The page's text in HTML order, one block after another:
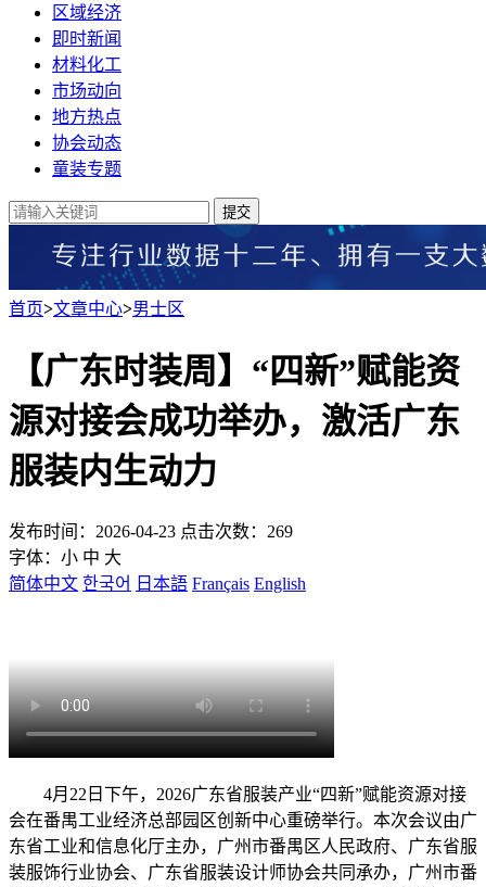
区域经济
即时新闻
材料化工
市场动向
地方热点
协会动态
童装专题
提交
首页>文章中心>男士区
【广东时装周】“四新”赋能资
源对接会成功举办，激活广东
服装内生动力
发布时间：2026-04-23 点击次数：269
字体： 小 中 大
简体中文 한국어 日本語 Français English
4月22日下午，2026广东省服装产业“四新”赋能资源对接
会在番禺工业经济总部园区创新中心重磅举行。本次会议由广
东省工业和信息化厅主办，广州市番禺区人民政府、广东省服
装服饰行业协会、广东省服装设计师协会共同承办，广州市番